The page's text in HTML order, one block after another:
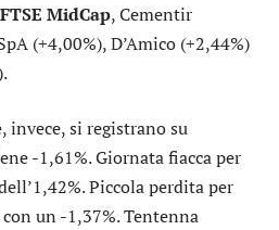
MidCap,Cementir
(+4,00%),D’Amico (+2,44%)
invece, si registrano su
-1,61%. Giornata fiacca per
Piccola perdita per
con un -1,37%. Tentenna